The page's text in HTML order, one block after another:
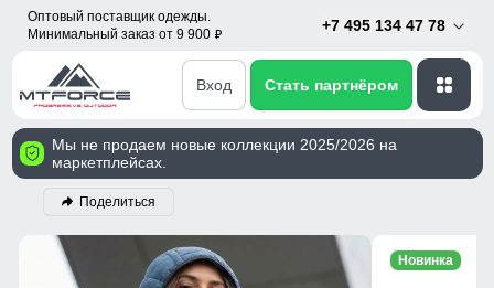
Оптовый поставщик одежды.
Минимальный заказ от 9 900 p
+7 495 134 47 78
Вход Стать партнёром
Мы не продаем новые коллекции 2025/2026 на
маркетплейсах.
Поделиться
Новинка